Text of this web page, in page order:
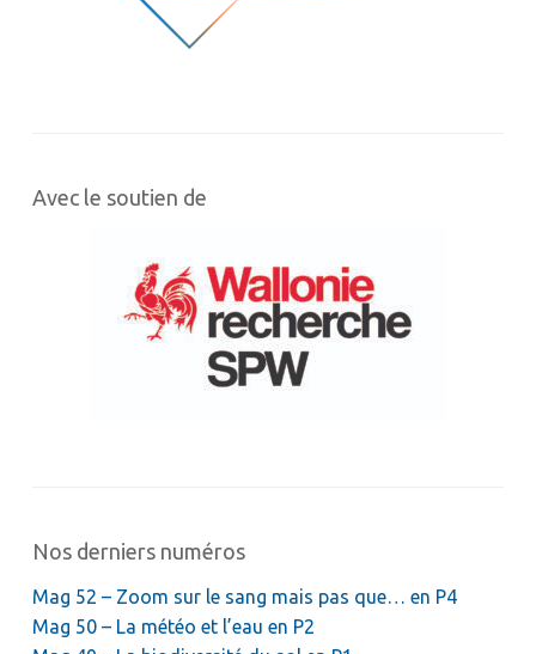
Avec le soutien de
Nos derniers numéros
Mag 52 – Zoom sur le sang mais pas que… en P4
Mag 50 – La météo et l’eau en P2